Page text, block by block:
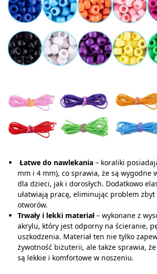
Łatwe do nawlekania – koraliki
mm i 4 mm), co sprawia, że są wygodne
dla dzieci, jak i dorosłych. Dodatkowo
ułatwiają pracę, eliminując problem zbyt
otworów.
Trwały i lekki materiał– wykonane z
akrylu, który jest odporny na ścieranie,
uszkodzenia. Materiał ten nie tylko
żywotność biżuterii, ale także sprawia,
są lekkie i komfortowe w noszeniu.